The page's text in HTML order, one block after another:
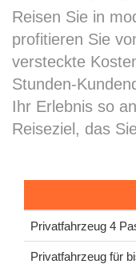
Reisen Sie in
profitieren Sie
versteckte
Stunden-
Ihr Erlebnis so
Reiseziel, das
Privatfahrzeug 4
Privatfahrzeug für